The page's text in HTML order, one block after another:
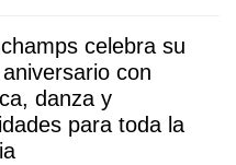
celebra su
aniversario con
danza y
para toda la